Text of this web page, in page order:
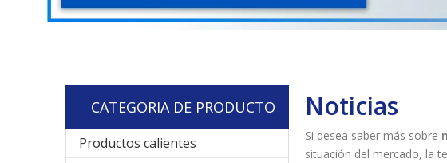
CATEGORIA DE PRODUCTO
Productos calientes
Noticias
Si desea saber más sobre
situación del mercado, la